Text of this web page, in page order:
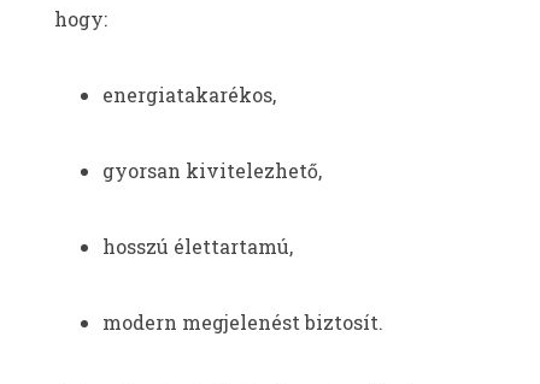
hogy:
energiatakarékos,
gyorsan kivitelezhető,
hosszú élettartamú,
modern megjelenést biztosít.